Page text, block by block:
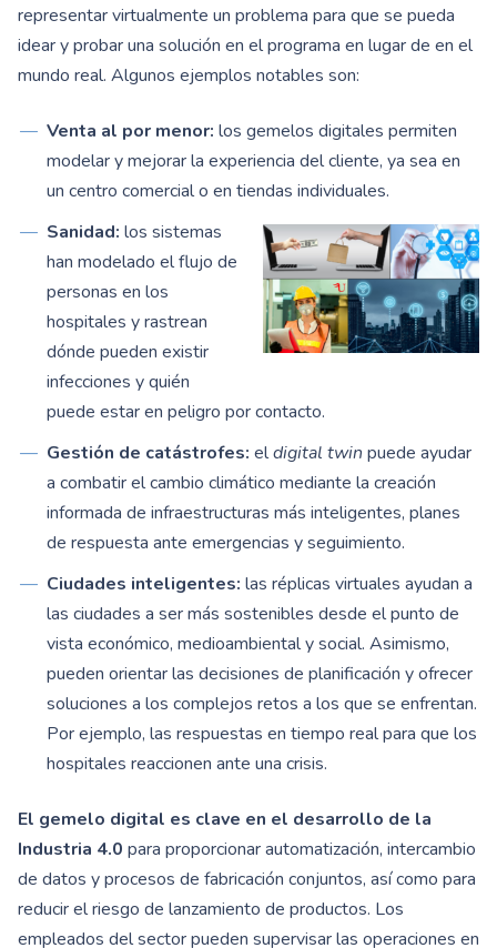
representar virtualmente un problema para que se pueda
idear y probar una solución en el programa en lugar de en el
mundo real. Algunos ejemplos notables son:
Venta al por menor: los gemelos digitales permiten
modelar y mejorar la experiencia del cliente, ya sea en
un centro comercial o en tiendas individuales.
Sanidad: los sistemas
han modelado el flujo de
personas en los
hospitales y rastrean
dónde pueden existir
infecciones y quién
puede estar en peligro por contacto.
Gestión de catástrofes: eldigital twin puede ayudar
a combatir el cambio climático mediante la creación
informada de infraestructuras más inteligentes, planes
de respuesta ante emergencias y seguimiento.
Ciudades inteligentes: las réplicas virtuales ayudan a
las ciudades a ser más sostenibles desde el punto de
vista económico, medioambiental y social. Asimismo,
pueden orientar las decisiones de planificación y ofrecer
soluciones a los complejos retos a los que se enfrentan.
Por ejemplo, las respuestas en tiempo real para que los
hospitales reaccionen ante una crisis.
El gemelo digital es clave en el desarrollo de la
Industria 4.0 para proporcionar automatización, intercambio
de datos y procesos de fabricación conjuntos, así como para
reducir el riesgo de lanzamiento de productos. Los
empleados del sector pueden supervisar las operaciones en